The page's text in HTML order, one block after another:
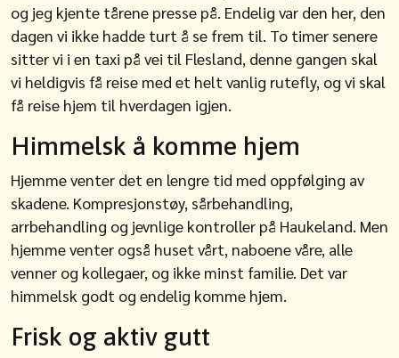
og jeg kjente tårene presse på. Endelig var den her, den
dagen vi ikke hadde turt å se frem til. To timer senere
sitter vi i en taxi på vei til Flesland, denne gangen skal
vi heldigvis få reise med et helt vanlig rutefly, og vi skal
få reise hjem til hverdagen igjen.
Himmelsk å komme hjem
Hjemme venter det en lengre tid med oppfølging av
skadene. Kompresjonstøy, sårbehandling,
arrbehandling og jevnlige kontroller på Haukeland. Men
hjemme venter også huset vårt, naboene våre, alle
venner og kollegaer, og ikke minst familie. Det var
himmelsk godt og endelig komme hjem.
Frisk og aktiv gutt